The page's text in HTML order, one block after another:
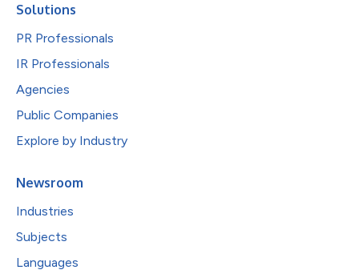
Solutions
PR Professionals
IR Professionals
Agencies
Public Companies
Explore by Industry
Newsroom
Industries
Subjects
Languages